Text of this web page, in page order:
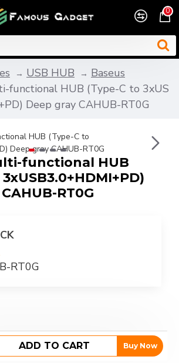
0
USB HUB
Baseus
functional HUB (Type-C to 3xUS
Deep gray CAHUB-RT0G
functional HUB
RT0G
RT0G
ADD TO CART Buy Now